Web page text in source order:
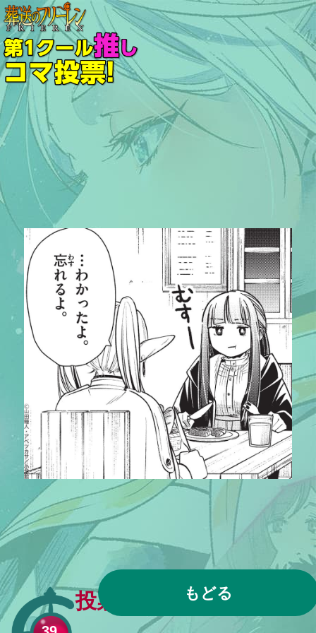
『葬送のフリーレン』第
1クール推しコマ投票！
もどる
投票は締め切りました